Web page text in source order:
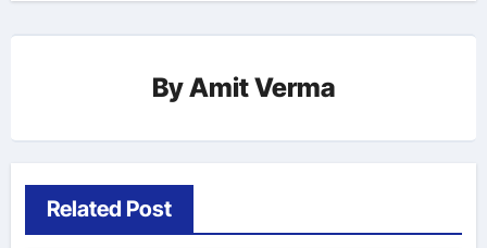
ByAmit Verma
Related Post